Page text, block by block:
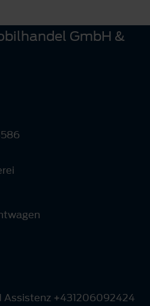
GmbH &
+431206092424